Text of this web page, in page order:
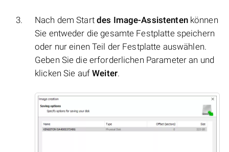
Nach dem Start des Image-Assistentenkönnen
Sie entweder die gesamte Festplatte speichern
oder nur einen Teil der Festplatte auswählen.
Geben Sie die erforderlichen Parameter an und
klicken Sie aufWeiter.